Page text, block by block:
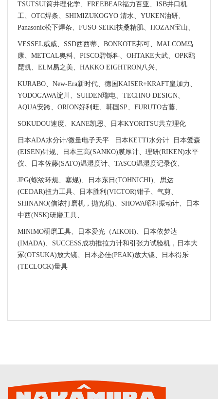
TSUTSUI筒井理化学、FREEBEAR福力百亚、ISB井口机
工、OTC焊条、SHIMIZUKOGYO 清水、YUKEN油研、
Panasonic松下焊条、FUSO SEIKI扶桑精肌、HOZAN宝山、
VESSEL威威、SSD西西蒂、BONKOTE邦可、MALCOM马
康、METCAL奥科、PISCO碧铄科、OHTAKE大武、OPK鸥
琵凯、ELM易之美、HAKKO EIGHTRON八兴、
KURABO、New-Era新时代、德国KAISER+KRAFT皇加力、
YODOGAWA淀川、SUIDEN瑞电、TECHNO DESIGN、
AQUA安跨、ORION好利旺、韩国SP、FURUTO古藤、
SOKUDOU速度、KANE凯恩、日本KYORITSU共立理化
日本ADA水分计/微量电子天平 日本KETTI水分计 日本爱森
(EISEN)针规、日本三高(SANKO)膜厚计、理研(RIKEN)水平
仪、日本佐藤(SATO)温湿度计、TASCO温湿度记录仪、
JPG(螺纹环规、塞规)、日本东日(TOHNICHI)、思达
(CEDAR)扭力工具、日本胜利(VICTOR)钳子、气剪、
SHINANO(信浓打磨机，抛光机)、SHOWA昭和振动计、日本
中西(NSK)研磨工具、
MINIMO研磨工具、日本爱光（AIKOH)、日本依梦达
(IMADA)、SUCCESS成功推拉力计和引张力试验机，日本大
冢(OTSUKA)放大镜、日本必佳(PEAK)放大镜、日本得乐
(TECLOCK)量具